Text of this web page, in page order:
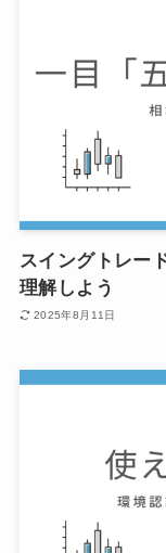
スイングトレー
理解しよう
2025年8月11日